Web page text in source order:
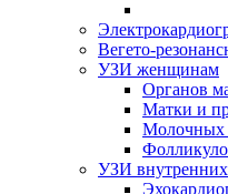
Вегето-
УЗИ женщинам
Органов
Матки и
Молочных
УЗИ внутренних